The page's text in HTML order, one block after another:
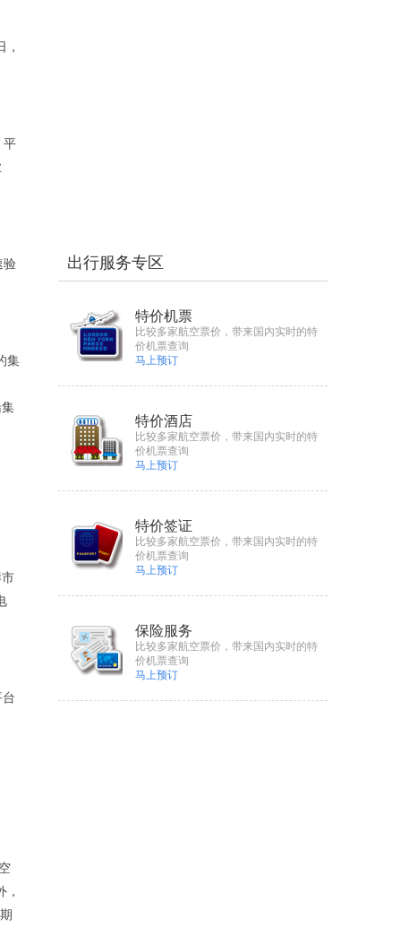
平
验
集
出行服务专区
特价机票
比较多家航空票价，带来国内实时的特
价机票查询
马上预订
特价酒店
比较多家航空票价，带来国内实时的特
价机票查询
马上预订
特价签证
比较多家航空票价，带来国内实时的特
价机票查询
马上预订
保险服务
比较多家航空票价，带来国内实时的特
价机票查询
马上预订